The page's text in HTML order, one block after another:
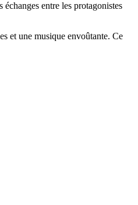
entre les protagonistes
et une musique envoûtante. Ce